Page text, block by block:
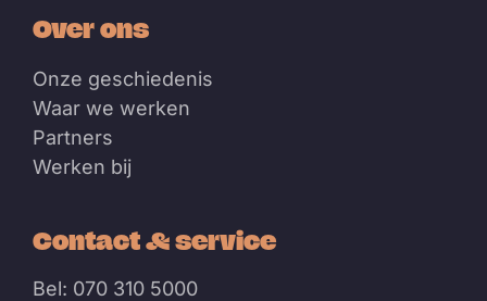
Over ons
Onze geschiedenis
Waar we werken
Partners
Werken bij
Contact & service
Bel: 070 310 5000